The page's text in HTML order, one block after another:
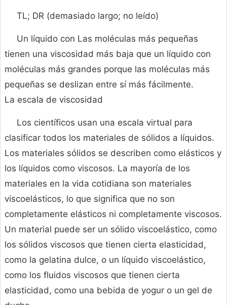
TL; DR (demasiado largo; no leído)
Un líquido con Las moléculas más pequeñas
tienen una viscosidad más baja que un líquido con
moléculas más grandes porque las moléculas más
pequeñas se deslizan entre sí más fácilmente.
La escala de viscosidad
Los científicos usan una escala virtual para
clasificar todos los materiales de sólidos a líquidos.
Los materiales sólidos se describen como elásticos y
los líquidos como viscosos. La mayoría de los
materiales en la vida cotidiana son materiales
viscoelásticos, lo que significa que no son
completamente elásticos ni completamente viscosos.
Un material puede ser un sólido viscoelástico, como
los sólidos viscosos que tienen cierta elasticidad,
como la gelatina dulce, o un líquido viscoelástico,
como los fluidos viscosos que tienen cierta
elasticidad, como una bebida de yogur o un gel de